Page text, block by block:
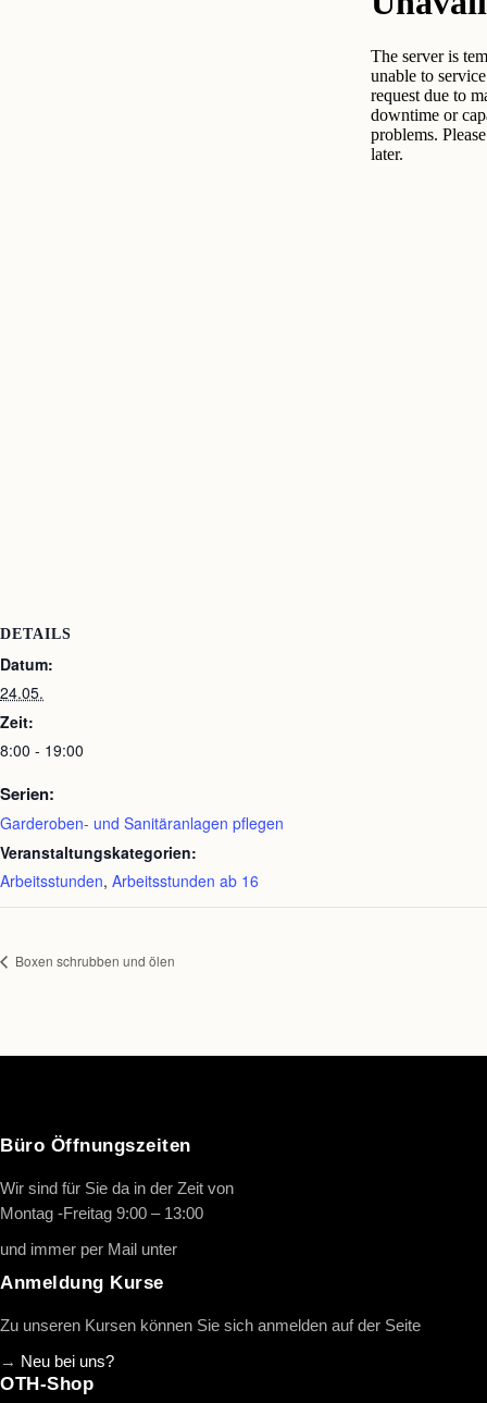
DETAILS
Datum:
24.05.
Zeit:
8:00 - 19:00
Serien:
Garderoben- und Sanitäranlagen pflegen
Veranstaltungskategorien:
Arbeitsstunden, Arbeitsstunden ab 16
Boxen schrubben und ölen
Büro Öffnungszeiten
Wir sind für Sie da in der Zeit von
Montag -Freitag 9:00 – 13:00
und immer per Mail unter
Anmeldung Kurse
Zu unseren Kursen können Sie sich anmelden auf der Seite
→ Neu bei uns?
OTH-Shop